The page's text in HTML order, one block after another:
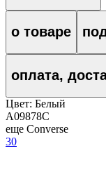
о товаре
оплата,
Цвет: Белый
A09878C
еще Converse
30